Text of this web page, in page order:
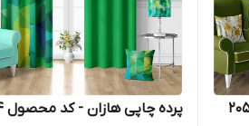
پرده چاپی هازان - کد محصول 20484